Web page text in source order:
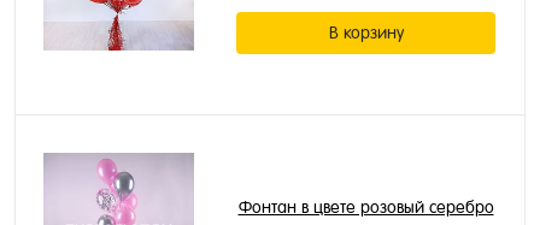
В корзину
Фонтан в цвете розовый серебро